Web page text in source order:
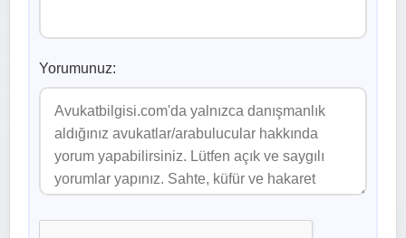
Yorumunuz: